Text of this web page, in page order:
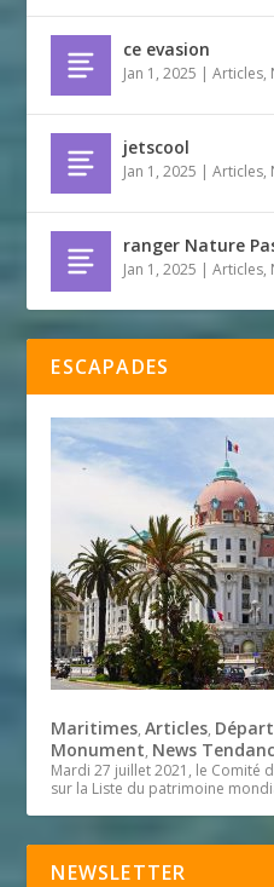
ce evasion
Jan 1, 2025 |Articles,
jetscool
Jan 1, 2025 |Articles,
ranger Nature
Jan 1, 2025 |Articles,
ESCAPADES
Maritimes,Articles,
Monument, News
Mardi 27 juillet 2021, le Comité
sur la Liste du patrimoine
NEWSLETTER